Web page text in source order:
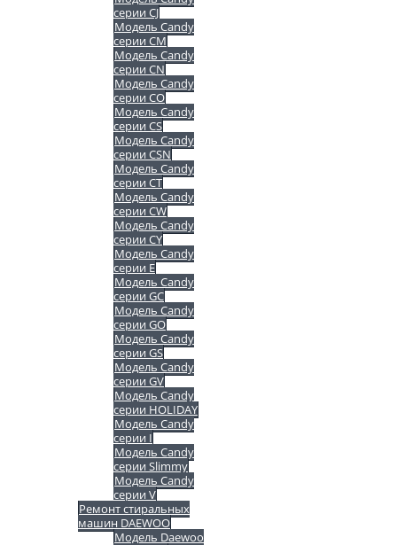
серии CJ
Модель Candy
серии CM
Модель Candy
серии CN
Модель Candy
серии CO
Модель Candy
серии CS
Модель Candy
серии CSN
Модель Candy
серии CT
Модель Candy
серии CW
Модель Candy
серии CY
Модель Candy
серии E
Модель Candy
серии GC
Модель Candy
серии GO
Модель Candy
серии GS
Модель Candy
серии GV
Модель Candy
серии HOLIDAY
Модель Candy
серии I
Модель Candy
серии Slimmy
Модель Candy
серии V
Ремонт стиральных
машин DAEWOO
Модель Daewoo